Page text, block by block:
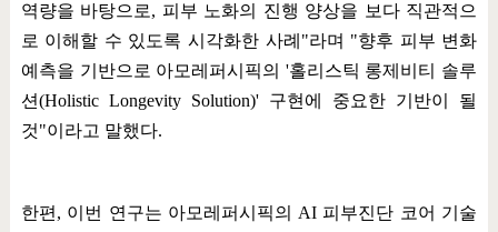
역량을 바탕으로, 피부 노화의 진행 양상을 보다 직관적으
로 이해할 수 있도록 시각화한 사례 "라며 "향후 피부 변화
예측을 기반으로 아모레퍼시픽의 '홀리스틱 롱제비티 솔루
션(Holistic Longevity Solution)' 구현에 중요한 기반이 될
것"이라고 말했다.
한편 , 이번 연구는 아모레퍼시픽의 AI 피부진단 코어 기술